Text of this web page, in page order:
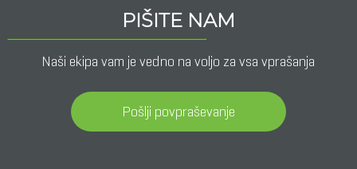
PIŠITE NAM
Naši ekipa vam je vedno na voljo za vsa vprašanja
Pošlji povpraševanje